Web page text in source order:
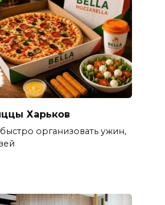
Харьков
организовать ужин,